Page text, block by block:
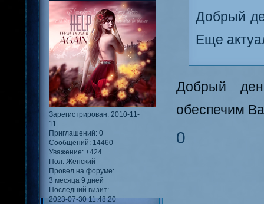
Зарегистрирован: 2010-11-
11
Приглашений: 0
Сообщений: 14460
Уважение: +424
Пол: Женский
Провел на форуме:
3 месяца 9 дней
Последний визит:
2023-07-30 11:48:20
Добрый
Еще
Добрый
обеспечим
0